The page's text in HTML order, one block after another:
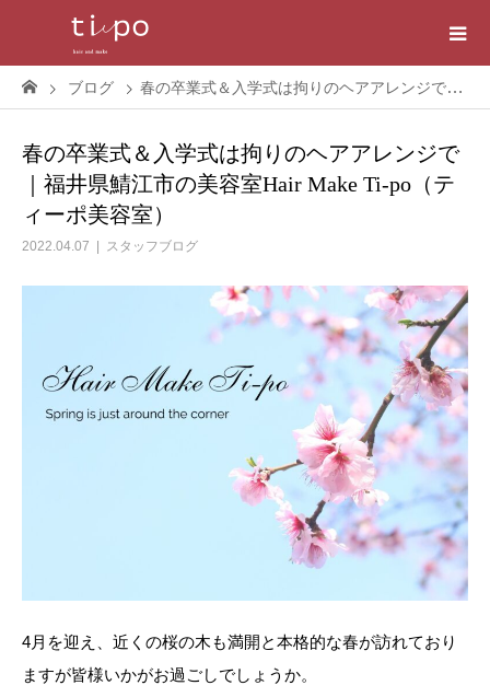
ブログ 春の卒業式＆入学式は拘りのヘアアレンジで｜福井県鯖江市の美容室Hair Make Ti-po（ティーポ美容室）
春の卒業式＆入学式は拘りのヘアアレンジで
｜福井県鯖江市の美容室Hair Make Ti-po（テ
ィーポ美容室）
2022.04.07 スタッフブログ
4月を迎え、近くの桜の木も満開と本格的な春が訪れており
ますが皆様いかがお過ごしでしょうか。